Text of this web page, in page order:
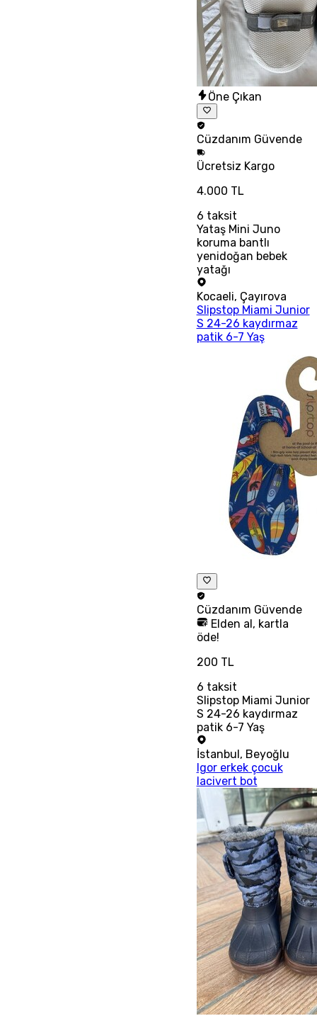
Öne Çıkan
Cüzdanım Güvende
Ücretsiz Kargo
4.000 TL
6 taksit
Yataş Mini Juno
koruma bantlı
yenidoğan bebek
yatağı
Kocaeli, Çayırova
Slipstop Miami Junior
S 24-26 kaydırmaz
patik 6-7 Yaş
Cüzdanım Güvende
Elden al, kartla
öde!
200 TL
6 taksit
Slipstop Miami Junior
S 24-26 kaydırmaz
patik 6-7 Yaş
İstanbul, Beyoğlu
Igor erkek çocuk
lacivert bot